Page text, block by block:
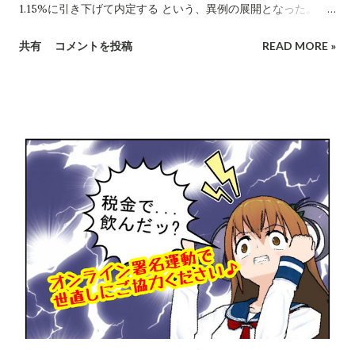
1.15%に引き下げて内定する という、異例の展開となった。
やYoutubeで、また9月定例会一般質問で主張してきた経緯があ
発言を気にした審議会】 10月19日の朝日新聞長野版から引用す
る。 「8月の第3回審議会では1.42%像の結論が出ていたが、そ
の後の 市議会で反対意見が出た ことなどを踏まえ、「市民理解
が得にくい」と判断。「異例の変更」(市幹部)となった。 (中略)
...9月の 市議会定例会では、 長野県知事が一般職と同じ1.15%の
改定率で8月から給料を引き上げたことを踏まえ、これを上回る
率が 「市民の理解を得られるか」といった意見が出た。 第4回
審議会では委員から「県に準じた方がいい」などの発言が相次
いだ。」 嬉しいことに、小泉の議会発言が審議会の念頭にあ
り、報酬等アップ率を引き下げたという趣旨の記事になってい
共有 コメントを投稿 READ MORE »